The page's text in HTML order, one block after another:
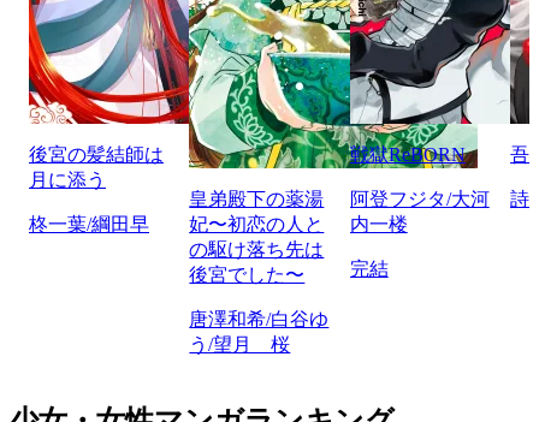
後宮の髪結師は
月に添う
柊一葉/綱田早
皇弟殿下の薬湯
妃〜初恋の人と
の駆け落ち先は
後宮でした〜
唐澤和希/白谷ゆ
う/望月 桜
戦獄ReBORN
阿登フジタ/大河
内一楼
完結
吾
詩